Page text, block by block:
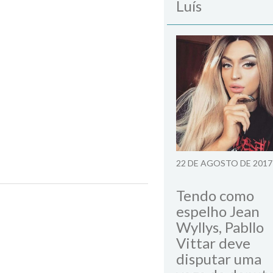
Luís
22 DE AGOSTO DE 2017
Tendo como
espelho Jean
Wyllys, Pabllo
Vittar deve
disputar uma